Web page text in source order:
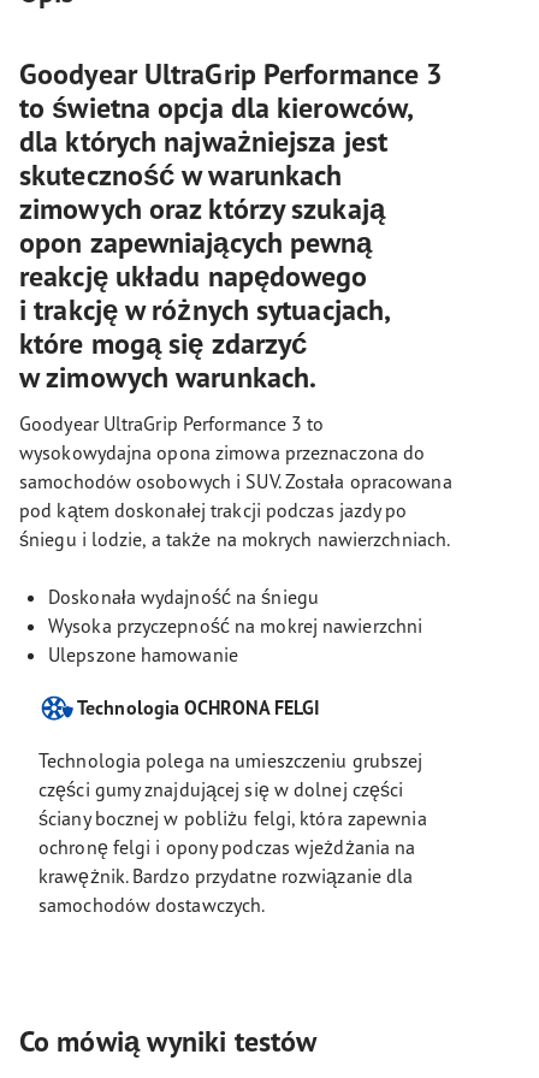
Goodyear UltraGrip Performance 3
to świetna opcja dla kierowców,
dla których najważniejsza jest
skuteczność w warunkach
zimowych oraz którzy szukają
opon zapewniających pewną
reakcję układu napędowego
i trakcję w różnych sytuacjach,
które mogą się zdarzyć
w zimowych warunkach.
Goodyear UltraGrip Performance 3 to
wysokowydajna opona zimowa przeznaczona do
samochodów osobowych i SUV. Została opracowana
pod kątem doskonałej trakcji podczas jazdy po
śniegu i lodzie, a także na mokrych nawierzchniach.
Doskonała wydajność na śniegu
Wysoka przyczepność na mokrej nawierzchni
Ulepszone hamowanie
Technologia OCHRONA FELGI
Technologia polega na umieszczeniu grubszej
części gumy znajdującej się w dolnej części
ściany bocznej w pobliżu felgi, która zapewnia
ochronę felgi i opony podczas wjeżdżania na
krawężnik. Bardzo przydatne rozwiązanie dla
samochodów dostawczych.
Co mówią wyniki testów